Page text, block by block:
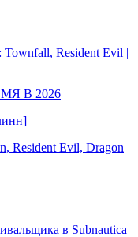
Townfall, Resident Evil |
В 2026
Resident Evil, Dragon
в Subnautica